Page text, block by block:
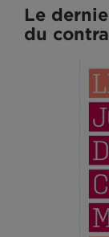
Le
du